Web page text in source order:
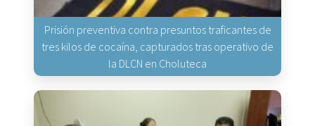
Prisión preventiva contra presuntos traficantes de
tres kilos de cocaína, capturados tras operativo de
la DLCN en Choluteca